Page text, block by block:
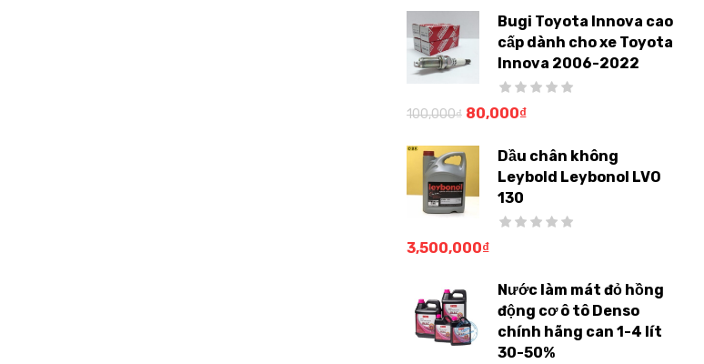
Bugi Toyota Innova cao
cấp dành cho xe Toyota
Innova 2006-2022
100,000₫ 80,000₫
Dầu chân không
Leybold Leybonol LVO
130
3,500,000₫
Nước làm mát đỏ hồng
động cơ ô tô Denso
chính hãng can 1-4 lít
30-50%